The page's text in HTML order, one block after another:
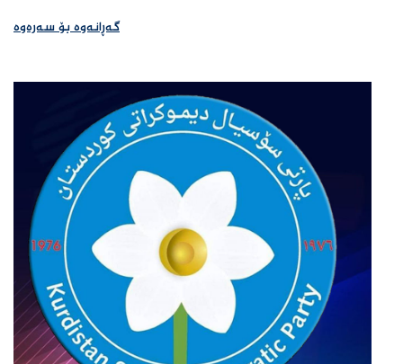
گەڕانەوە بۆ سەرەوە